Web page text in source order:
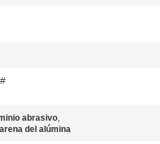
abrasivo,
del alúmina